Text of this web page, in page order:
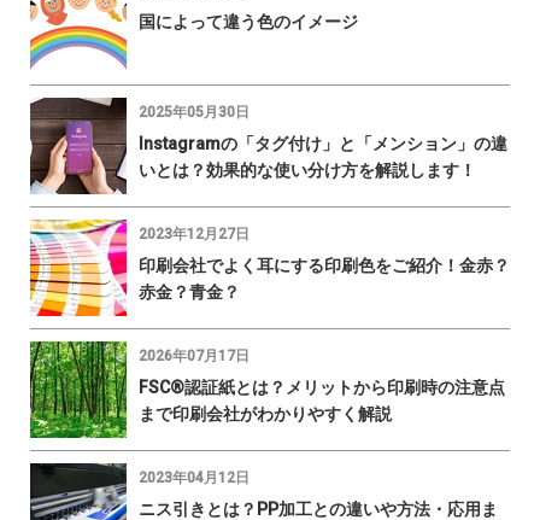
国によって違う色のイメージ
2025年05月30日
Instagramの「タグ付け」と「メンション」の違
いとは？効果的な使い分け方を解説します！
2023年12月27日
印刷会社でよく耳にする印刷色をご紹介！金赤？
赤金？青金？
2026年07月17日
FSC®認証紙とは？メリットから印刷時の注意点
まで印刷会社がわかりやすく解説
2023年04月12日
ニス引きとは？PP加工との違いや方法・応用ま